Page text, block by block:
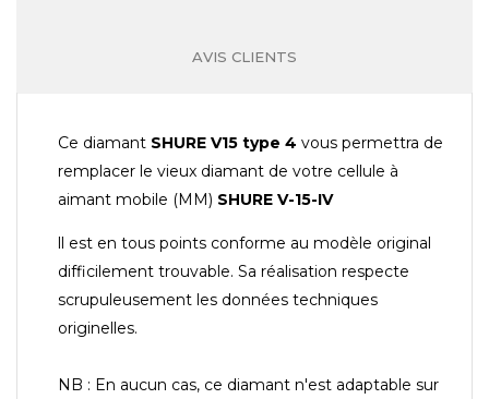
AVIS CLIENTS
Ce diamant SHURE V15 type 4 vous permettra de
remplacer le vieux diamant de votre cellule à
aimant mobile (MM) SHURE V-15-IV
ll est en tous points conforme au modèle original
difficilement trouvable. Sa réalisation respecte
scrupuleusement les données techniques
originelles.
NB : En aucun cas, ce diamant n'est adaptable sur